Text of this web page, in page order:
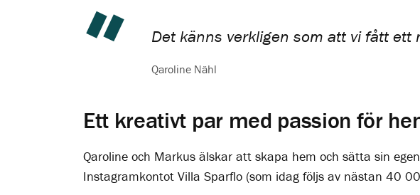
Det känns verkligen som att vi fått ett
Qaroline Nähl
Ett kreativt par med passion för
Qaroline och Markus älskar att skapa hem och sätta sin
Instagramkontot Villa Sparflo (som idag följs av nästan 40